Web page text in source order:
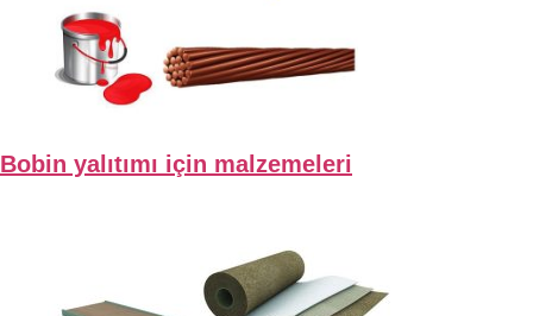
Bobin yalıtımı için malzemeleri